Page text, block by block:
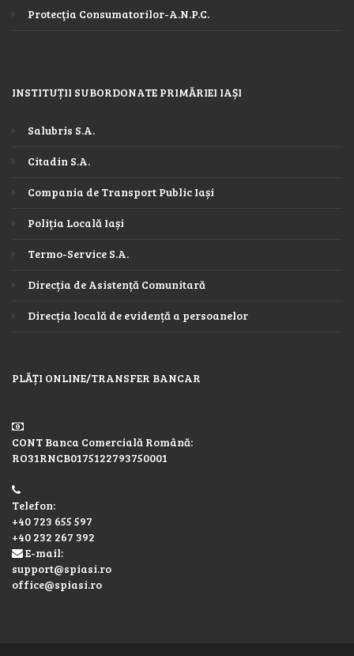
Protecţia Consumatorilor-A.N.P.C.
INSTITUȚII SUBORDONATE PRIMĂRIEI IAȘI
Salubris S.A.
Citadin S.A.
Compania de Transport Public Iași
Poliția Locală Iași
Termo-Service S.A.
Direcția de Asistență Comunitară
Direcția locală de evidență a persoanelor
PLĂȚI ONLINE/TRANSFER BANCAR
CONT Banca Comercială Română:
RO31RNCB0175122793750001
Telefon:
+40 723 655 597
+40 232 267 392
E-mail:
support@spiasi.ro
office@spiasi.ro